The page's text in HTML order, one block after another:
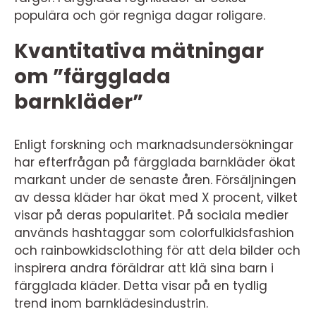
populära och gör regniga dagar roligare.
Kvantitativa mätningar
om ”färgglada
barnkläder”
Enligt forskning och marknadsundersökningar
har efterfrågan på färgglada barnkläder ökat
markant under de senaste åren. Försäljningen
av dessa kläder har ökat med X procent, vilket
visar på deras popularitet. På sociala medier
används hashtaggar som colorfulkidsfashion
och rainbowkidsclothing för att dela bilder och
inspirera andra föräldrar att klä sina barn i
färgglada kläder. Detta visar på en tydlig
trend inom barnklädesindustrin.